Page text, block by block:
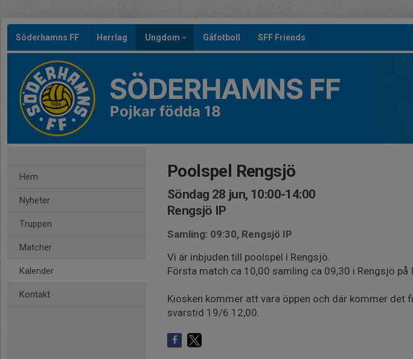
Söderhamns FF Herrlag Ungdom Gåfotboll SFF Friends
SÖDERHAMNS FF
Pojkar födda 18
Hem
Nyheter
Truppen
Matcher
Kalender
Kontakt
Poolspel Rengsjö
Söndag 28 jun, 10:00-14:00
Rengsjö IP
Samling: 09:30, Rengsjö IP
Vi är inbjuden till poolspel i Rengsjö.
Första match ca 10,00 samling ca 09,30 i Rengsjö på
Kiosken kommer att vara öppen och där kommer det
svarstid 19/6 12,00.